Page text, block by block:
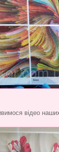
відео